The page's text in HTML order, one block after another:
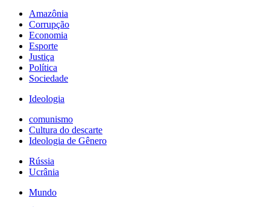
Amazônia
Corrupção
Economia
Esporte
Justiça
Política
Sociedade
Ideologia
comunismo
Cultura do descarte
Ideologia de Gênero
Rússia
Ucrânia
Mundo